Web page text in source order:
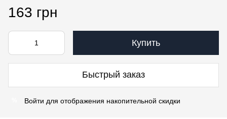
163 грн
Купить
Быстрый заказ
Войти для отображения накопительной скидки